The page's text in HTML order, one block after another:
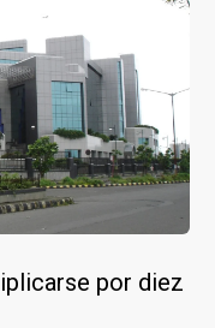
por diez